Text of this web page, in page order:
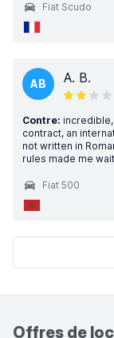
Fiat Scudo
AB A. B.
Contre:
contract, an
not written in
rules made me
Fiat 500
Offres de